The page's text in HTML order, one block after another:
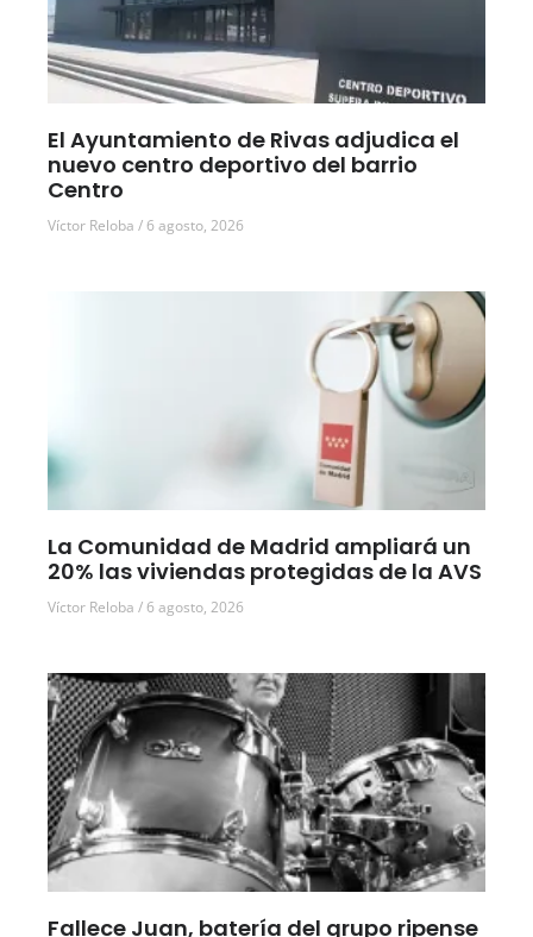
El Ayuntamiento de Rivas adjudica el
nuevo centro deportivo del barrio
Centro
Víctor Reloba 6 agosto, 2026
La Comunidad de Madrid ampliará un
20% las viviendas protegidas de la AVS
Víctor Reloba 6 agosto, 2026
Fallece Juan, batería del grupo ripense